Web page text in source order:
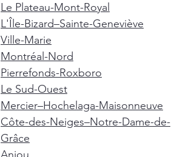
Le Plateau-Mont-Royal
L'Île-Bizard–Sainte-Geneviève
Ville-Marie
Montréal-Nord
Pierrefonds-Roxboro
Le Sud-Ouest
Mercier–Hochelaga-Maisonneuve
Côte-des-Neiges–Notre-Dame-de-
Grâce